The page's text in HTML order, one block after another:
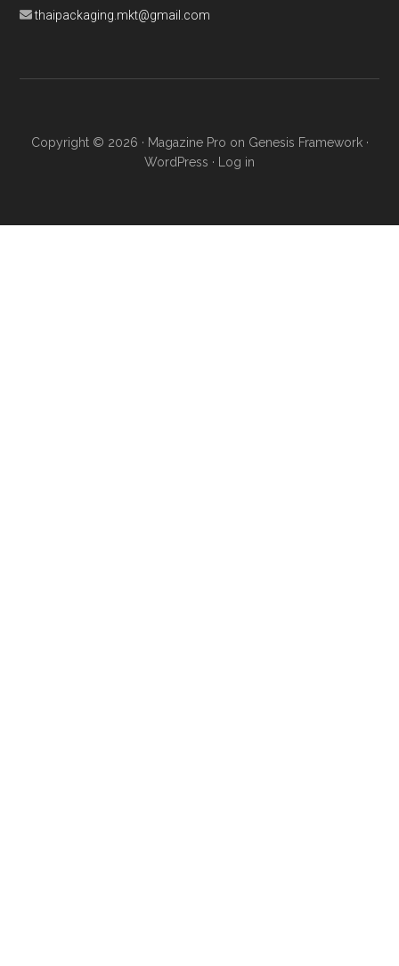
thaipackaging.mkt@gmail.com
Copyright © 2026 · Magazine Pro on Genesis Framework·
WordPress · Log in